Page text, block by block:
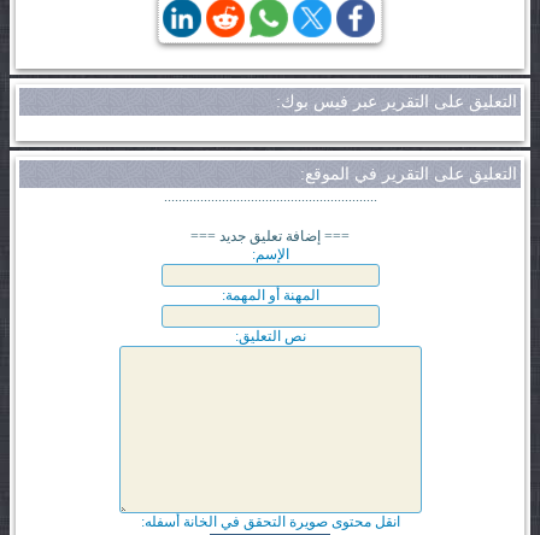
التعليق على التقرير عبر فيس بوك:
التعليق على التقرير في الموقع:
=== إضافة تعليق جديد ===
الإسم:
المهنة أو المهمة:
نص التعليق:
انقل محتوى صويرة التحقق في الخانة أسفله: